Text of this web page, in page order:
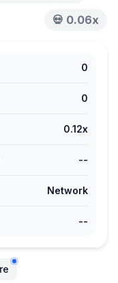
💀 0.06x
0
0
0.12x
--
Network
--